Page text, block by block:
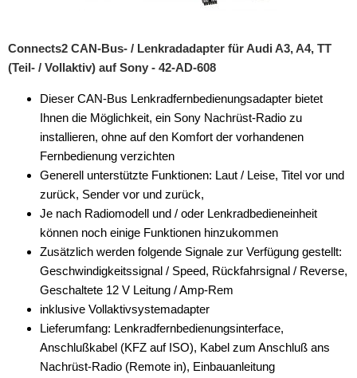
Connects2 CAN-Bus- / Lenkradadapter für Audi A3, A4, TT
(Teil- / Vollaktiv) auf Sony - 42-AD-608
Dieser CAN-Bus Lenkradfernbedienungsadapter bietet
Ihnen die Möglichkeit, ein Sony Nachrüst-Radio zu
installieren, ohne auf den Komfort der vorhandenen
Fernbedienung verzichten
Generell unterstützte Funktionen: Laut / Leise, Titel vor und
zurück, Sender vor und zurück,
Je nach Radiomodell und / oder Lenkradbedieneinheit
können noch einige Funktionen hinzukommen
Zusätzlich werden folgende Signale zur Verfügung gestellt:
Geschwindigkeitssignal / Speed, Rückfahrsignal / Reverse,
Geschaltete 12 V Leitung / Amp-Rem
inklusive Vollaktivsystemadapter
Lieferumfang: Lenkradfernbedienungsinterface,
Anschlußkabel (KFZ auf ISO), Kabel zum Anschluß ans
Nachrüst-Radio (Remote in), Einbauanleitung